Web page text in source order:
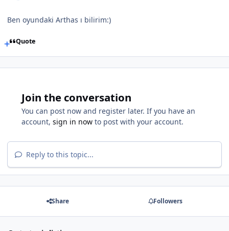
Ben oyundaki Arthas ı bilirim:)
Quote
Join the conversation
You can post now and register later. If you have an
account, sign in now to post with your account.
Reply to this topic...
Share Followers